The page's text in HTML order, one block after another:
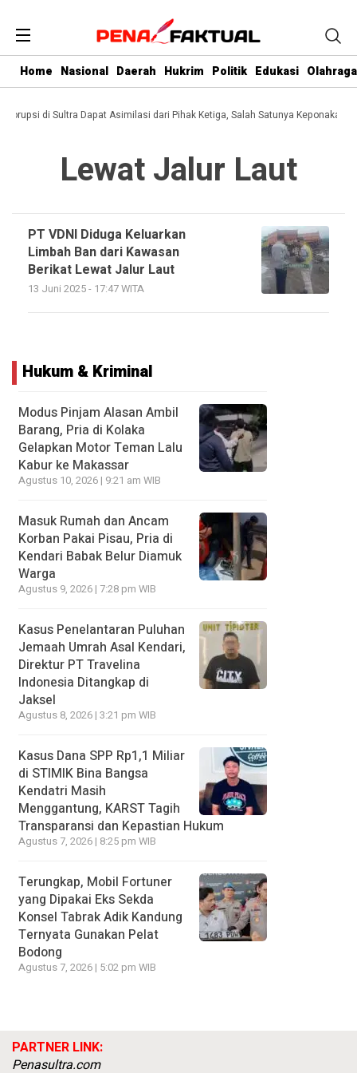
Home Nasional Daerah Hukrim Politik Edukasi Olahraga
Korupsi di Sultra Dapat Asimilasi dari Pihak Ketiga, Salah Satunya Keponakan
Lewat Jalur Laut
PT VDNI Diduga Keluarkan
Limbah Ban dari Kawasan
Berikat Lewat Jalur Laut
13 Juni 2025 - 17:47 WITA
Hukum & Kriminal
Modus Pinjam Alasan Ambil
Barang, Pria di Kolaka
Gelapkan Motor Teman Lalu
Kabur ke Makassar
Agustus 10, 2026 | 9:21 am WIB
Masuk Rumah dan Ancam
Korban Pakai Pisau, Pria di
Kendari Babak Belur Diamuk
Warga
Agustus 9, 2026 | 7:28 pm WIB
Kasus Penelantaran Puluhan
Jemaah Umrah Asal Kendari,
Direktur PT Travelina
Indonesia Ditangkap di
Jaksel
Agustus 8, 2026 | 3:21 pm WIB
Kasus Dana SPP Rp1,1 Miliar
di STIMIK Bina Bangsa
Kendatri Masih
Menggantung, KARST Tagih
Transparansi dan Kepastian Hukum
Agustus 7, 2026 | 8:25 pm WIB
Terungkap, Mobil Fortuner
yang Dipakai Eks Sekda
Konsel Tabrak Adik Kandung
Ternyata Gunakan Pelat
Bodong
Agustus 7, 2026 | 5:02 pm WIB
PARTNER LINK:
Penasultra.com